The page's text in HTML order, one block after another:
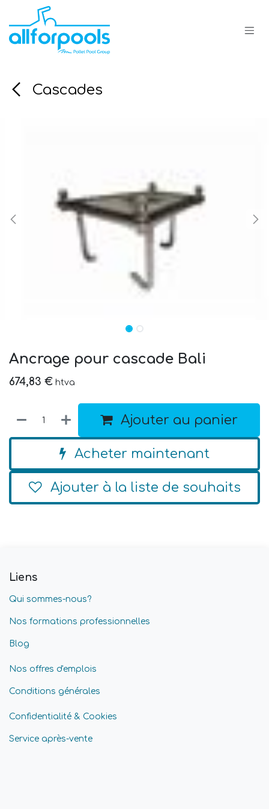
Se rendre au contenu
Cascades
Ancrage pour cascade Bali
674,83 € htva
Ajouter au panier
Acheter maintenant
Ajouter à la liste de souhaits
Liens
Qui sommes-nous?
Nos formations professionnelles
Blog
Nos offres d'emplois
Conditions générales
Confidentialité & Cookies
Service après-vente